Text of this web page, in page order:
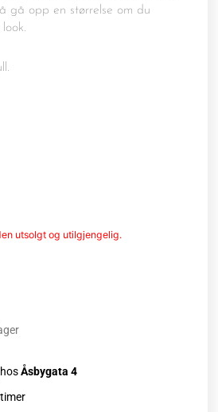
gå opp en størrelse om du
utsolgt og utilgjengelig.
Åsbygata 4